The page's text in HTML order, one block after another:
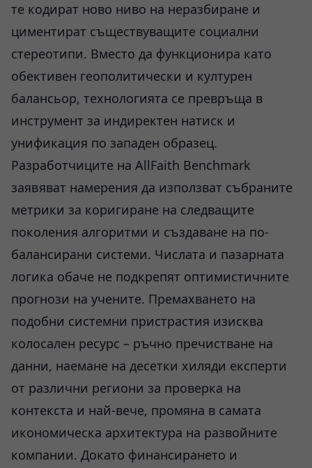
те кодират ново ниво на неразбиране и
циментират съществуващите социални
стереотипи. Вместо да функционира като
обективен геополитически и културен
балансьор, технологията се превръща в
инструмент за индиректен натиск и
унификация по западен образец.
Разработчиците на AllFaith Benchmark
заявяват намерения да използват събраните
метрики за коригиране на следващите
поколения алгоритми и създаване на по-
балансирани системи. Числата и пазарната
логика обаче не подкрепят оптимистичните
прогнози на учените. Премахването на
подобни системни пристрастия изисква
колосален ресурс – ръчно пречистване на
данни, наемане на десетки хиляди експерти
от различни региони за проверка на
контекста и най-вече, промяна в самата
икономическа архитектура на развойните
компании. Докато финансирането и